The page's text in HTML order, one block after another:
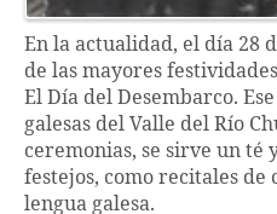
En la actualidad, el día 28
de las mayores
El Día del Desembarco.
galesas del Valle del Río
ceremonias, se sirve un té
festejos, como recitales de
lengua galesa.